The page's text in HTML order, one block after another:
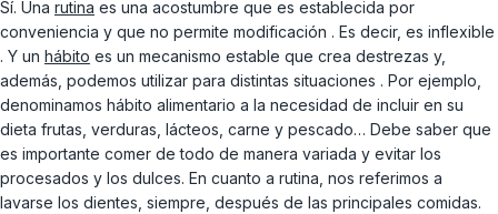
Sí. Una rutina es una acostumbre que es establecida por
conveniencia y que no permite modificación . Es decir, es inflexible
. Y un hábito es un mecanismo estable que crea destrezas y,
además, podemos utilizar para distintas situaciones . Por ejemplo,
denominamos hábito alimentario a la necesidad de incluir en su
dieta frutas, verduras, lácteos, carne y pescado… Debe saber que
es importante comer de todo de manera variada y evitar los
procesados y los dulces. En cuanto a rutina, nos referimos a
lavarse los dientes, siempre, después de las principales comidas.